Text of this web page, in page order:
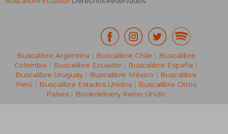
Buscalibre Argentina | Buscalibre Chile | Buscalibre
Colombia | Buscalibre Ecuador | Buscalibre España |
Buscalibre Uruguay| Buscalibre México | Buscalibre
Perú | Buscalibre Estados Unidos| Buscalibre Otros
Países | Bookdelivery Reino Unido